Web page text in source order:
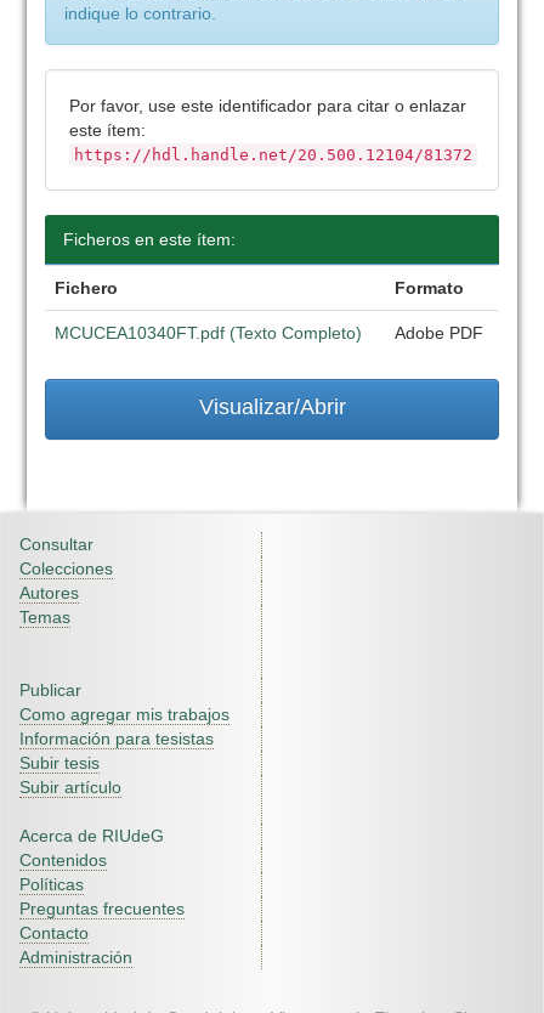
indique lo contrario.
Por favor, use este identificador para citar o enlazar
este ítem:
https://hdl.handle.net/20.500.12104/81372
Ficheros en este ítem:
Fichero Formato
MCUCEA10340FT.pdf (Texto Completo) Adobe PDF
Visualizar/Abrir
Consultar
Colecciones
Autores
Temas
Publicar
Como agregar mis trabajos
Información para tesistas
Subir tesis
Subir artículo
Acerca de RIUdeG
Contenidos
Políticas
Preguntas frecuentes
Contacto
Administración